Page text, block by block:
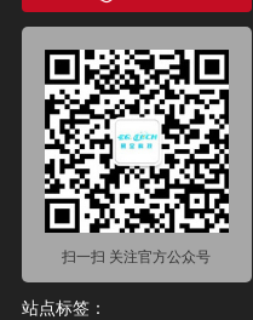
扫一扫 关注官方公众号
站点标签：